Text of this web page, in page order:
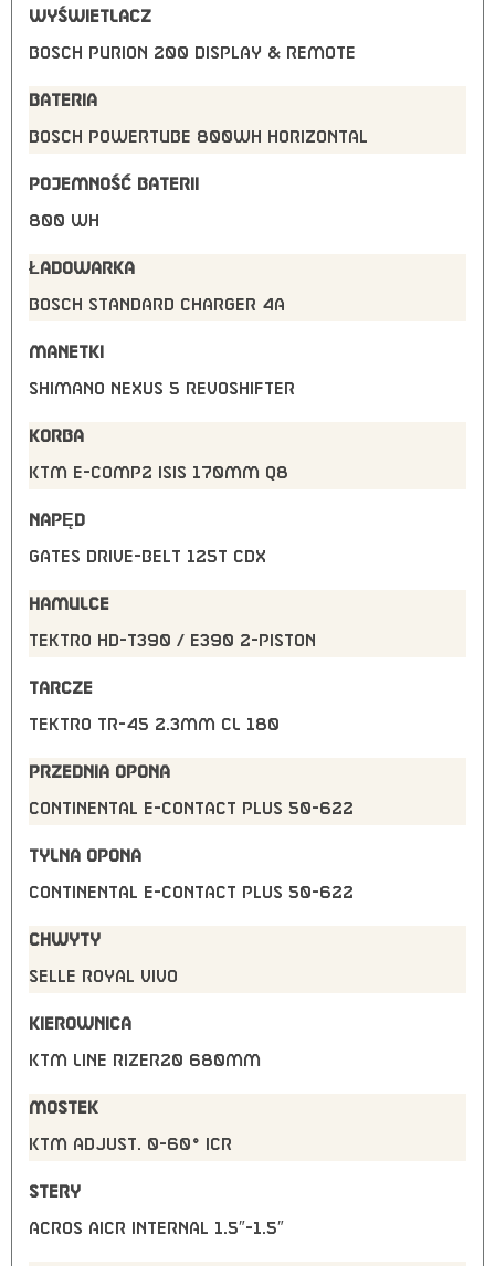
WYŚWIETLACZ
Bosch PURION 200 Display & Remote
BATERIA
Bosch PowerTUBE 800Wh horizontal
POJEMNOŚĆ BATERII
800 Wh
ŁADOWARKA
Bosch STANDARD Charger 4A
MANETKI
Shimano Nexus 5 Revoshifter
KORBA
KTM E-COMP2 ISIS 170mm Q8
NAPĘD
Gates drive-belt 125T CDX
HAMULCE
Tektro HD-T390 / E390 2-Piston
TARCZE
Tektro TR-45 2.3mm CL 180
PRZEDNIA OPONA
Continental E-Contact Plus 50-622
TYLNA OPONA
Continental E-Contact Plus 50-622
CHWYTY
Selle Royal Vivo
KIEROWNICA
KTM Line rizer20 680mm
MOSTEK
KTM adjust. 0-60° ICR
STERY
Acros AICR internal 1.5″-1.5″